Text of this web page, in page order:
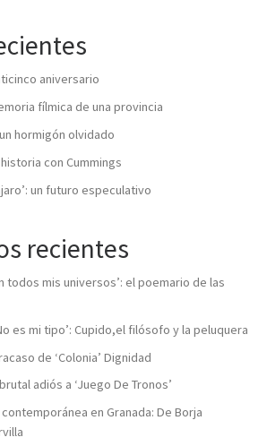
aniversario
fílmica de una provincia
hormigón olvidado
con Cummings
un futuro especulativo
recientes
todos mis universos’: el poemario de las
es mi tipo’: Cupido,el filósofo y la peluquera
de ‘Colonia’ Dignidad
adiós a ‘Juego De Tronos’
en Granada: De Borja